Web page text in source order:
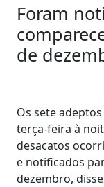
Foram
de
Os sete
terça-feira à
desacatos
e notificados
dezembro,